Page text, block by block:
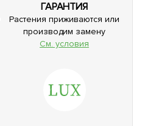
ГАРАНТИЯ
Растения приживаются или
производим замену
См. условия